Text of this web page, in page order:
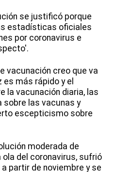
se justificó porque
estadísticas oficiales
por coronavirus e
vacunación creo que va
más rápido y el
la vacunación diaria, las
sobre las vacunas y
escepticismo sobre
moderada de
del coronavirus, sufrió
partir de noviembre y se